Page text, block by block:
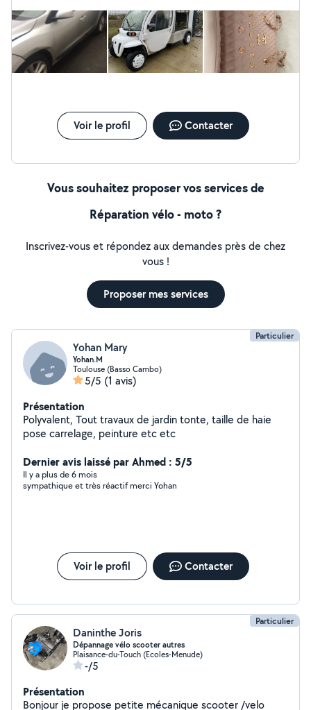
Voir le profil Contacter
Vous souhaitez proposer vos services de
Réparation vélo - moto ?
Inscrivez-vous et répondez aux demandes près de chez
vous !
Proposer mes services
Particulier
Yohan Mary
Yohan.M
Toulouse (Basso Cambo)
5/5 (1 avis)
Présentation
Polyvalent, Tout travaux de jardin tonte, taille de haie
pose carrelage, peinture etc etc
Dernier avis laissé par Ahmed : 5/5
Il y a plus de 6 mois
sympathique et très réactif merci Yohan
Voir le profil Contacter
Particulier
Daninthe Joris
Dépannage vélo scooter autres
Plaisance-du-Touch (Ecoles-Menude)
-/5
Présentation
Bonjour je propose petite mécanique scooter /velo